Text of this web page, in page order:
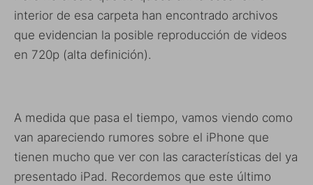
interior de esa carpeta han encontrado archivos
que evidencian la posible reproducción de videos
en 720p (alta definición).
A medida que pasa el tiempo, vamos viendo como
van apareciendo rumores sobre el iPhone que
tienen mucho que ver con las características del ya
presentado iPad. Recordemos que este último